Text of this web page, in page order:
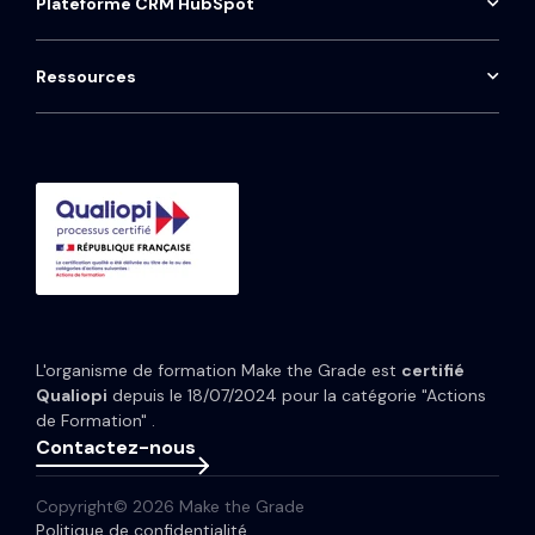
Maintenance CRM
Contact
Onboarding HubSpot
Consulting HubSpot
HubSpot Marketing Hub
HubSpot Service Hub
HubSpot Data Hub
Tarifs HubSpot
Ressources
Études de cas
Portfolio
Espace presse
Glossaire
L'organisme de formation Make the Grade est certifié
Qualiopi depuis le 18/07/2024 pour la catégorie "Actions
de Formation" .
Contactez-nous
Copyright© 2026 Make the Grade